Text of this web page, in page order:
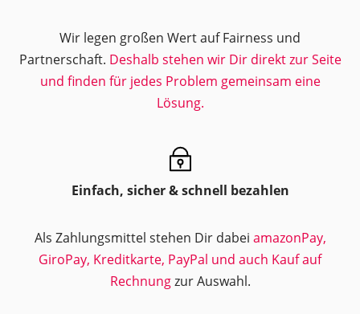
Wir legen großen Wert auf Fairness und
Partnerschaft. Deshalb stehen wir Dir direkt zur Seite
und finden für jedes Problem gemeinsam eine
Lösung.
Einfach, sicher & schnell bezahlen
Als Zahlungsmittel stehen Dir dabei amazonPay,
GiroPay, Kreditkarte, PayPal und auch Kauf auf
Rechnungzur Auswahl.